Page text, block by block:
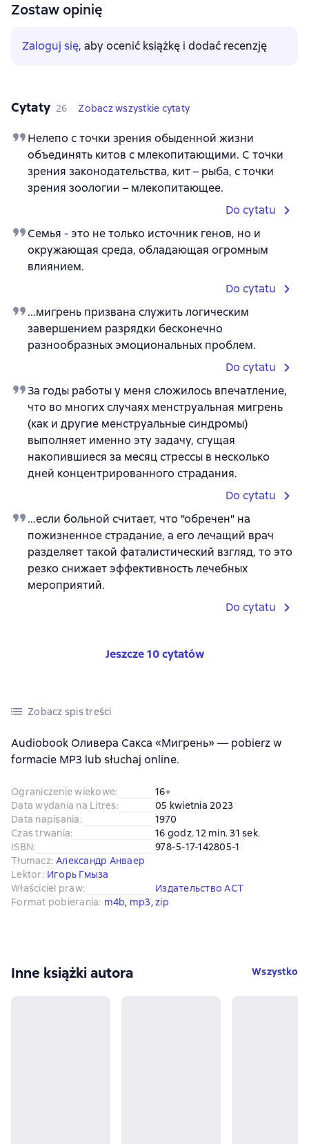
Zostaw opinię
Zaloguj się, aby ocenić książkę i dodać recenzję
Cytaty 26 Zobacz wszystkie cytaty
Нелепо с точки зрения обыденной жизни
объединять китов с млекопитающими. С точки
зрения законодательства, кит – рыба, с точки
зрения зоологии – млекопитающее.
Do cytatu
Семья - это не только источник генов, но и
окружающая среда, обладающая огромным
влиянием.
Do cytatu
...мигрень призвана служить логическим
завершением разрядки бесконечно
разнообразных эмоциональных проблем.
Do cytatu
За годы работы у меня сложилось впечатление,
что во многих случаях менструальная мигрень
(как и другие менструальные синдромы)
выполняет именно эту задачу, сгущая
накопившиеся за месяц стрессы в несколько
дней концентрированного страдания.
Do cytatu
...если больной считает, что "обречен" на
пожизненное страдание, а его лечащий врач
разделяет такой фаталистический взгляд, то это
резко снижает эффективность лечебных
мероприятий.
Do cytatu
Jeszcze 10 cytatów
Zobacz spis treści
Audiobook Оливера Сакса «Мигрень» — pobierz w
formacie MP3 lub słuchaj online.
Ograniczenie wiekowe:
16+
Data wydania na Litres:
05 kwietnia 2023
Data napisania:
1970
Czas trwania:
16 godz. 12 min. 31 sek.
ISBN:
978-5-17-142805-1
Tłumacz: Александр Анваер
Lektor: Игорь Гмыза
Właściciel praw:
Издательство АСТ
Format pobierania: m4b, mp3, zip
Inne książki autora Wszystko